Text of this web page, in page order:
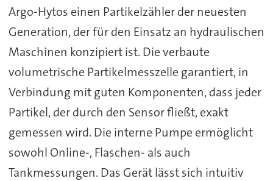
Argo-Hytos einen Partikelzähler der neuesten
Generation, der für den Einsatz an hydraulischen
Maschinen konzipiert ist. Die verbaute
volumetrische Partikelmesszelle garantiert, in
Verbindung mit guten Komponenten, dass jeder
Partikel, der durch den Sensor fließt, exakt
gemessen wird. Die interne Pumpe ermöglicht
sowohl Online-, Flaschen- als auch
Tankmessungen. Das Gerät lässt sich intuitiv